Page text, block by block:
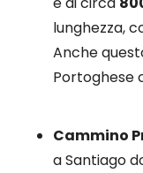
lunghezza,
Anche
Portoghese
Cammino
a Santiago